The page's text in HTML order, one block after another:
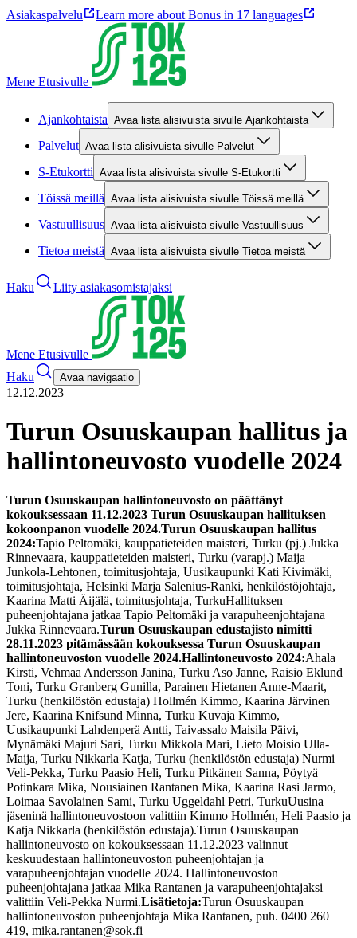
Asiakaspalvelu Learn more about Bonus in 17 languages
Mene Etusivulle
Ajankohtaista Avaa lista alisivuista sivulle Ajankohtaista
Palvelut Avaa lista alisivuista sivulle Palvelut
S-Etukortti Avaa lista alisivuista sivulle S-Etukortti
Töissä meillä Avaa lista alisivuista sivulle Töissä meillä
Vastuullisuus Avaa lista alisivuista sivulle Vastuullisuus
Tietoa meistä Avaa lista alisivuista sivulle Tietoa meistä
Haku Liity asiakasomistajaksi
Mene Etusivulle
Haku
Avaa navigaatio
12.12.2023
Turun Osuuskaupan hallitus ja
hallintoneuvosto vuodelle 2024
Turun Osuuskaupan hallintoneuvosto on päättänyt
kokouksessaan 11.12.2023 Turun Osuuskaupan hallituksen
kokoonpanon vuodelle 2024.Turun Osuuskaupan hallitus
2024:Tapio Peltomäki, kauppatieteiden maisteri, Turku (pj.) Jukka
Rinnevaara, kauppatieteiden maisteri, Turku (varapj.) Maija
Junkola-Lehtonen, toimitusjohtaja, Uusikaupunki Kati Kivimäki,
toimitusjohtaja, Helsinki Marja Salenius-Ranki, henkilöstöjohtaja,
Kaarina Matti Äijälä, toimitusjohtaja, TurkuHallituksen
puheenjohtajana jatkaa Tapio Peltomäki ja varapuheenjohtajana
Jukka Rinnevaara.Turun Osuuskaupan edustajisto nimitti
28.11.2023 pitämässään kokouksessa Turun Osuuskaupan
hallintoneuvoston vuodelle 2024.Hallintoneuvosto 2024:Ahala
Kirsti, Vehmaa Andersson Janina, Turku Aso Janne, Raisio Eklund
Toni, Turku Granberg Gunilla, Parainen Hietanen Anne-Maarit,
Turku (henkilöstön edustaja) Hollmén Kimmo, Kaarina Järvinen
Jere, Kaarina Knifsund Minna, Turku Kuvaja Kimmo,
Uusikaupunki Lahdenperä Antti, Taivassalo Maisila Päivi,
Mynämäki Majuri Sari, Turku Mikkola Mari, Lieto Moisio Ulla-
Maija, Turku Nikkarla Katja, Turku (henkilöstön edustaja) Nurmi
Veli-Pekka, Turku Paasio Heli, Turku Pitkänen Sanna, Pöytyä
Potinkara Mika, Nousiainen Rantanen Mika, Kaarina Rasi Jarmo,
Loimaa Savolainen Sami, Turku Uggeldahl Petri, TurkuUusina
jäseninä hallintoneuvostoon valittiin Kimmo Hollmén, Heli Paasio ja
Katja Nikkarla (henkilöstön edustaja).Turun Osuuskaupan
hallintoneuvosto on kokouksessaan 11.12.2023 valinnut
keskuudestaan hallintoneuvoston puheenjohtajan ja
varapuheenjohtajan vuodelle 2024. Hallintoneuvoston
puheenjohtajana jatkaa Mika Rantanen ja varapuheenjohtajaksi
valittiin Veli-Pekka Nurmi.Lisätietoja:Turun Osuuskaupan
hallintoneuvoston puheenjohtaja Mika Rantanen, puh. 0400 260
419, mika.rantanen@sok.fi